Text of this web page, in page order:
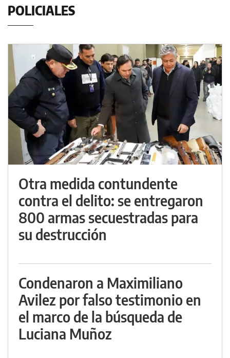
POLICIALES
Otra medida contundente
contra el delito: se entregaron
800 armas secuestradas para
su destrucción
Condenaron a Maximiliano
Avilez por falso testimonio en
el marco de la búsqueda de
Luciana Muñoz